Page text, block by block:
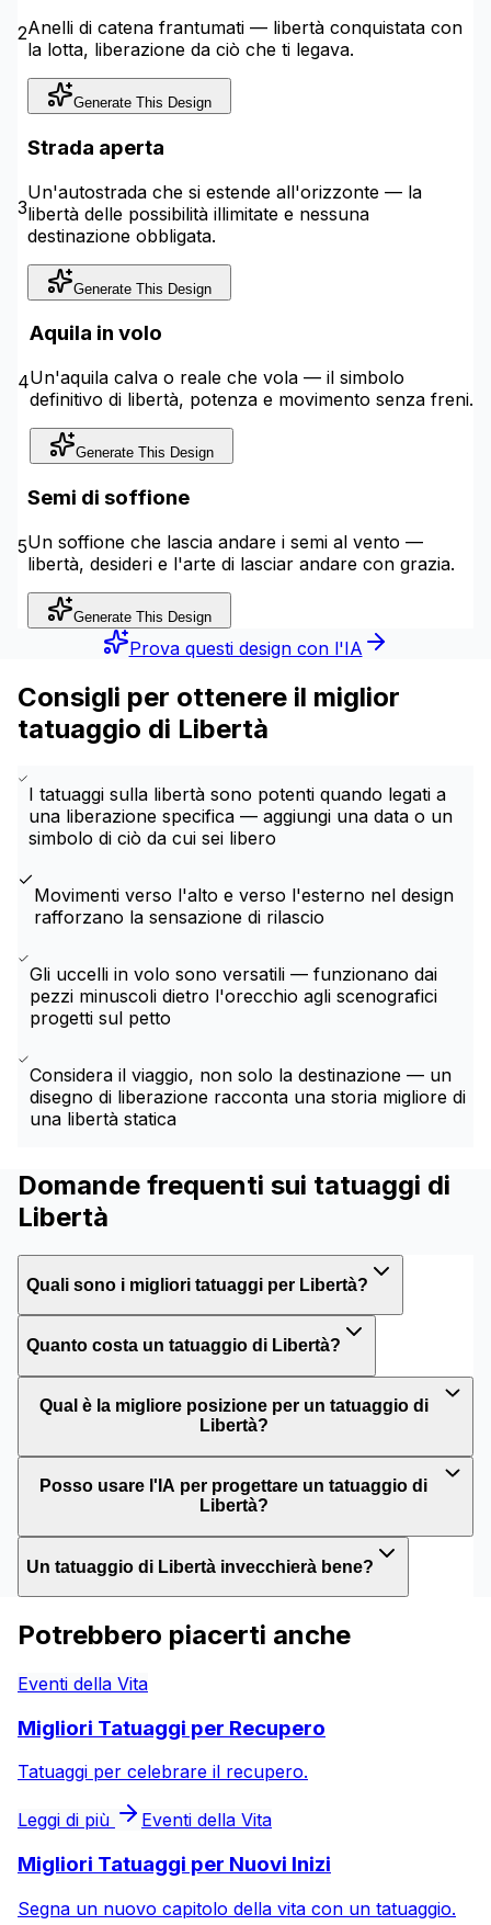
2Anelli di catena frantumati — libertà conquistata con
la lotta, liberazione da ciò che ti legava.
Generate This Design
3
Strada aperta
Un'autostrada che si estende all'orizzonte — la
libertà delle possibilità illimitate e nessuna
destinazione obbligata.
Generate This Design
4
Aquila in volo
Un'aquila calva o reale che vola — il simbolo
definitivo di libertà, potenza e movimento senza freni.
Generate This Design
5
Semi di soffione
Un soffione che lascia andare i semi al vento —
libertà, desideri e l'arte di lasciar andare con grazia.
Generate This Design
Prova questi design con l'IA
Consigli per ottenere il miglior
tatuaggio di Libertà
I tatuaggi sulla libertà sono potenti quando legati a
una liberazione specifica — aggiungi una data o un
simbolo di ciò da cui sei libero
Movimenti verso l'alto e verso l'esterno nel design
rafforzano la sensazione di rilascio
Gli uccelli in volo sono versatili — funzionano dai
pezzi minuscoli dietro l'orecchio agli scenografici
progetti sul petto
Considera il viaggio, non solo la destinazione — un
disegno di liberazione racconta una storia migliore di
una libertà statica
Domande frequenti sui tatuaggi di
Libertà
Quali sono i migliori tatuaggi per Libertà?
Quanto costa un tatuaggio di Libertà?
Qual è la migliore posizione per un tatuaggio di
Libertà?
Posso usare l'IA per progettare un tatuaggio di
Libertà?
Un tatuaggio di Libertà invecchierà bene?
Potrebbero piacerti anche
Eventi della Vita
Migliori Tatuaggi per Recupero
Tatuaggi per celebrare il recupero.
Leggi di più Eventi della Vita
Migliori Tatuaggi per Nuovi Inizi
Segna un nuovo capitolo della vita con un tatuaggio.